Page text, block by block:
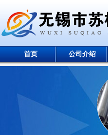
首页 公司介绍